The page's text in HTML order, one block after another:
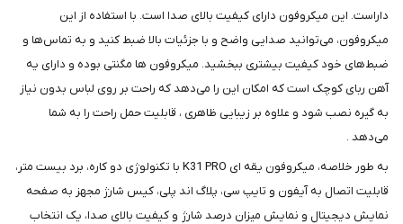
داراست. این میکروفون دارای کیفیت بالای صدا است. با استفاده از این
میکروفون، می‌توانید صدایی واضح و با جزئیات بالا ضبط کنید و به تماس‌ها و
ضبط‌های خود کیفیت بیشتری ببخشید. میکروفون ها مگنتی بوده و دارای یه
آهن ربای کوچک است که امکان این را می‌دهد که راحت بر روی لباس بدون نیاز
به گیره نصب شود و علاوه بر زیبایی ظاهری ، قابلیت حمل راحت را به شما
می‌دهد .
به طور خلاصه، میکروفون یقه ای K31 PRO با تکنولوژی دو کاره، برد بیست متر،
قابلیت اتصال به آیفون و تایپ سی، پلاگ اند پلی، کیس شارژ مجهز به صفحه
نمایش دیجیتال و نمایش میزان درصد شارژ و کیفیت بالای صدا، یک انتخاب